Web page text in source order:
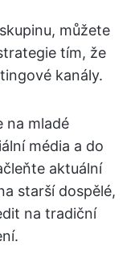
můžete
tím, že
kanály.
na mladé
média a do
aktuální
starší dospělé,
na tradiční